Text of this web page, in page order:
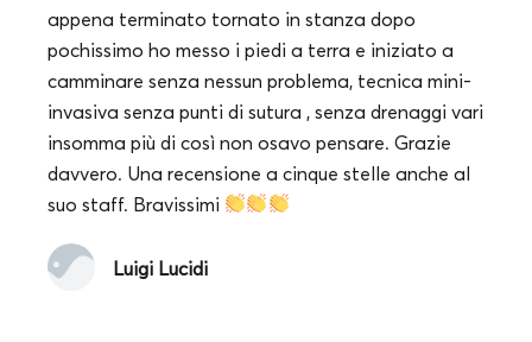
appena terminato tornato in stanza dopo
pochissimo ho messo i piedi a terra e iniziato a
camminare senza nessun problema, tecnica mini-
invasiva senza punti di sutura , senza drenaggi vari
insomma più di così non osavo pensare. Grazie
davvero. Una recensione a cinque stelle anche al
suo staff. Bravissimi
Luigi Lucidi